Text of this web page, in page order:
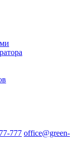
777 office@green-